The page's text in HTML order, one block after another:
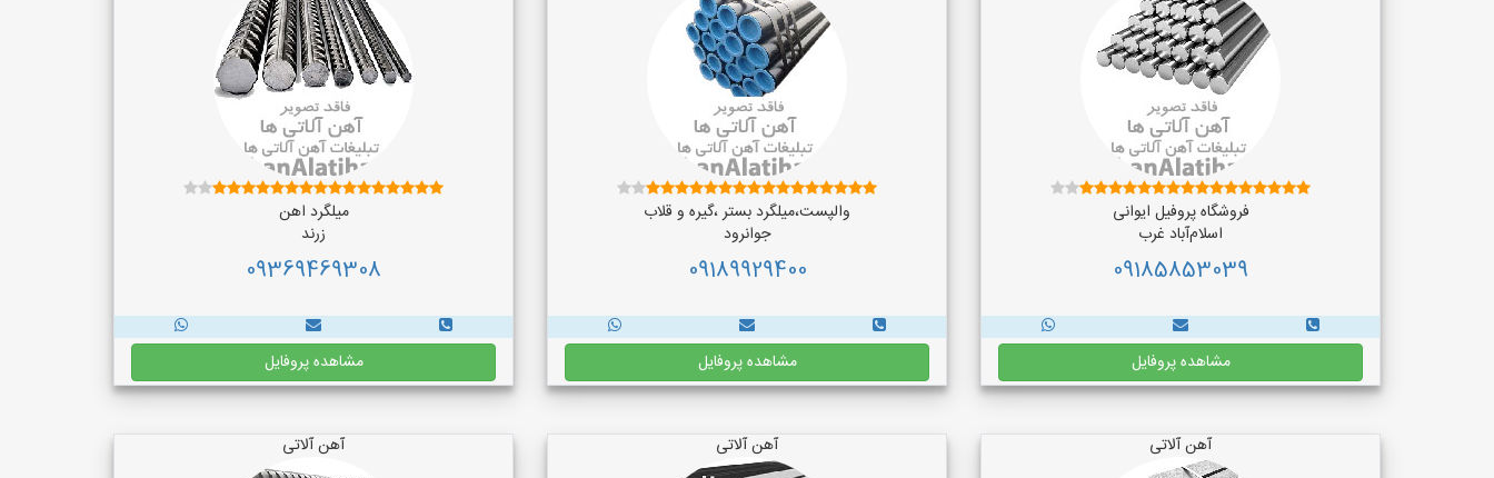
فروشگاه پروفیل ایوانی
اسلام‌آباد غرب
09185853039
مشاهده پروفایل
والپست،میلگرد بستر ،گیره و قلاب
جوانرود
09189929400
مشاهده پروفایل
میلگرد اهن
زرند
09369469308
مشاهده پروفایل
آهن آلاتی آهن آلاتی آهن آلاتی